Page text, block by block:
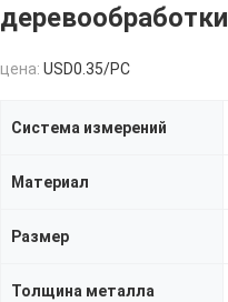
деревообработки
цена: USD0.35/PC
Система измерений
Материал
Размер
Толщина металла